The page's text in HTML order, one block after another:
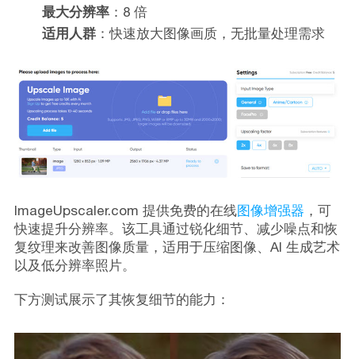
最大分辨率：8 倍
适用人群：快速放大图像画质，无批量处理需求
ImageUpscaler.com 提供免费的在线图像增强器 ，可
快速提升分辨率。该工具通过锐化细节、减少噪点和恢
复纹理来改善图像质量，适用于压缩图像、AI 生成艺术
以及低分辨率照片。
下方测试展示了其恢复细节的能力：